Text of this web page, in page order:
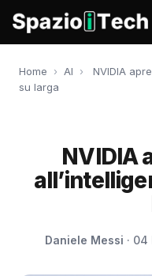
Home › AI ›
NVIDIA
su larga
NVIDIA
Daniele Messi ·